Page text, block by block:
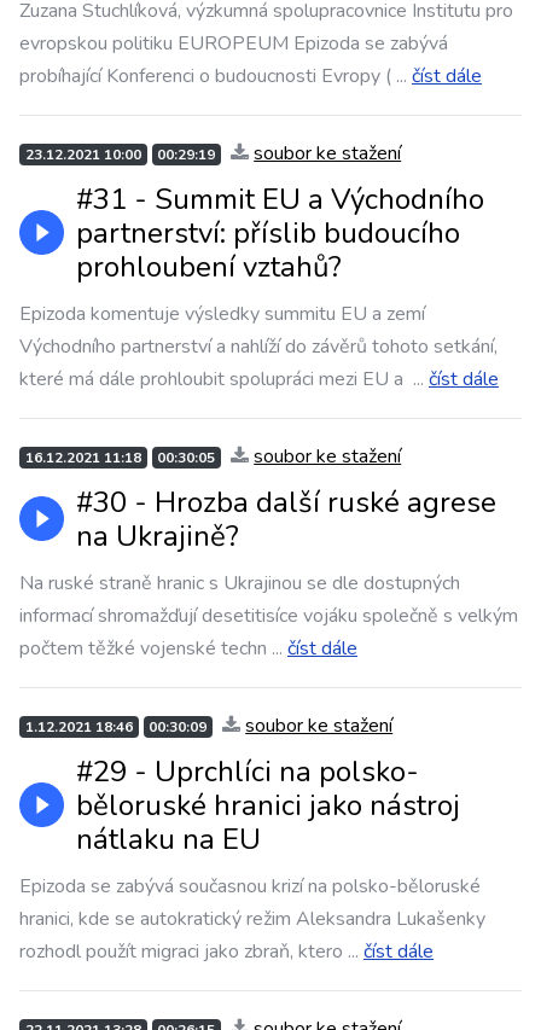
Zuzana Stuchlíková, výzkumná spolupracovnice Institutu pro
evropskou politiku EUROPEUM Epizoda se zabývá
probíhající Konferenci o budoucnosti Evropy ( ... číst dále
23.12.2021 10:00 00:29:19 soubor ke stažení
#31 - Summit EU a Východního
partnerství: příslib budoucího
prohloubení vztahů?
Epizoda komentuje výsledky summitu EU a zemí
Východního partnerství a nahlíží do závěrů tohoto setkání,
které má dále prohloubit spolupráci mezi EU a ... číst dále
16.12.2021 11:18 00:30:05 soubor ke stažení
#30 - Hrozba další ruské agrese
na Ukrajině?
Na ruské straně hranic s Ukrajinou se dle dostupných
informací shromažďují desetitisíce vojáku společně s velkým
počtem těžké vojenské techn ... číst dále
1.12.2021 18:46 00:30:09 soubor ke stažení
#29 - Uprchlíci na polsko-
běloruské hranici jako nástroj
nátlaku na EU
Epizoda se zabývá současnou krizí na polsko-běloruské
hranici, kde se autokratický režim Aleksandra Lukašenky
rozhodl použít migraci jako zbraň, ktero ... číst dále